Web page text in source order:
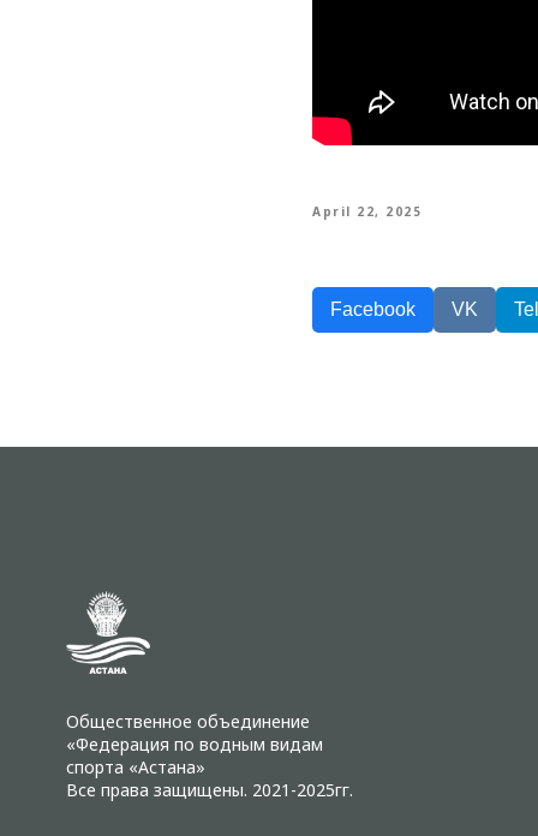
April 22, 2025
Facebook VK
Общественное объединение
«Федерация по водным видам
спорта «Астана»
Все права защищены. 2021-2025гг.